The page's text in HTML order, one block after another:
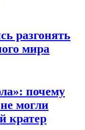
разгонять
мира
почему
могли
кратер